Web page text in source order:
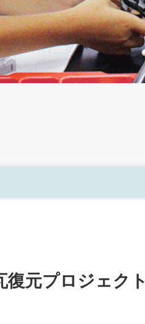
研究所・博物館・附属施設
復元プロジェクト